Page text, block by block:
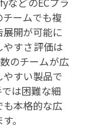
ームでも複
開が可能に
すさ評価は
のチームが広
すい製品で
は困難な細
本格的な広
。